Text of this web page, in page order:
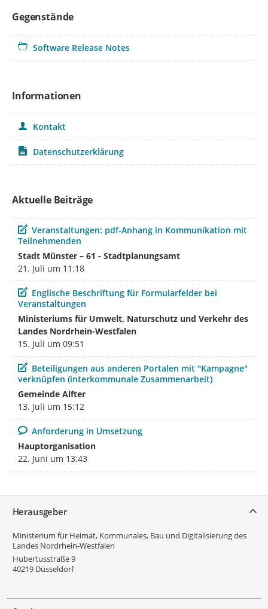
Gegenstände
Software Release Notes
Informationen
Kontakt
Datenschutzerklärung
Aktuelle Beiträge
Beitrag
Veranstaltungen: pdf-Anhang in Kommunikation mit
Teilnehmenden
Stadt Münster – 61 - Stadtplanungsamt
21. Juli um 11:18
Beitrag
Englische Beschriftung für Formularfelder bei
Veranstaltungen
Ministeriums für Umwelt, Naturschutz und Verkehr des
Landes Nordrhein-Westfalen
15. Juli um 09:51
Beitrag
Beteiligungen aus anderen Portalen mit "Kampagne"
verknüpfen (interkommunale Zusammenarbeit)
Gemeinde Alfter
13. Juli um 15:12
Kommentar
Anforderung in Umsetzung
Hauptorganisation
22. Juni um 13:43
Herausgeber
Ministerium für Heimat, Kommunales, Bau und Digitalisierung des
Landes Nordrhein-Westfalen
Hubertusstraße 9
40219 Düsseldorf